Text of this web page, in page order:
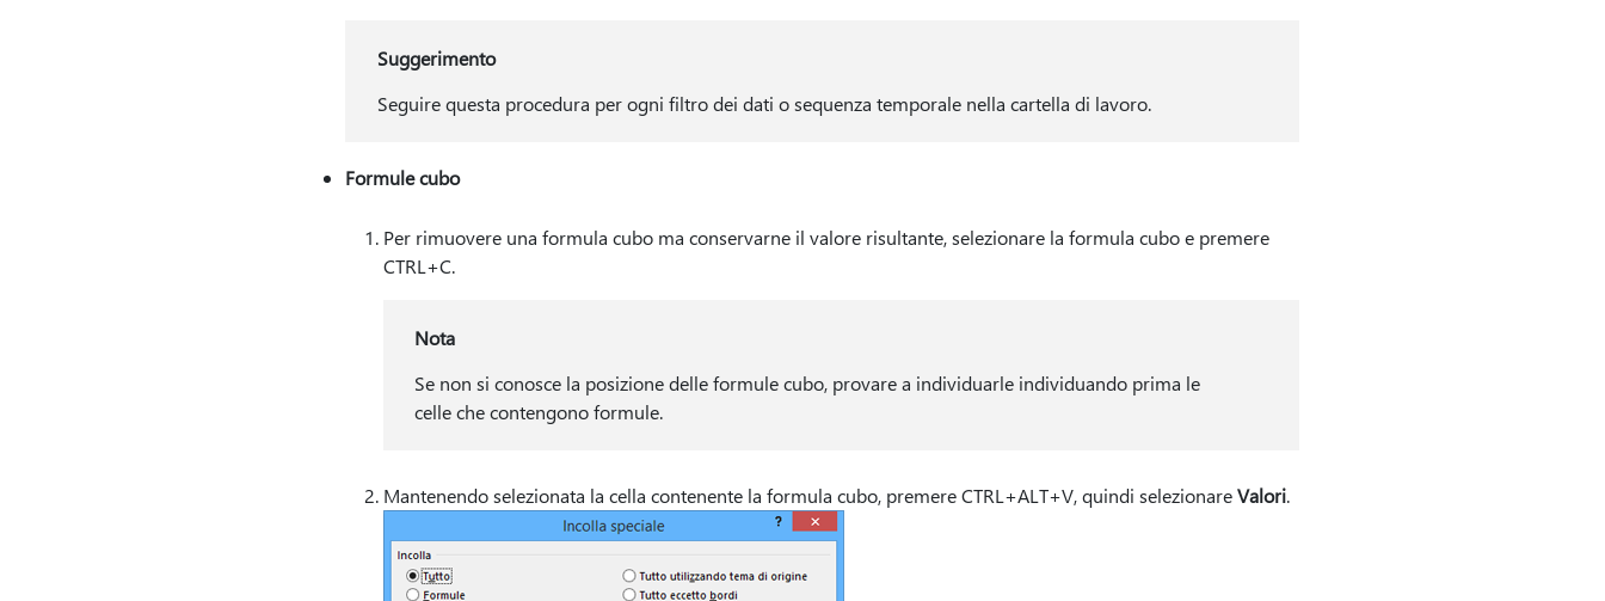
Suggerimento
Seguire questa procedura per ogni filtro dei dati o sequenza temporale nella cartella di lavoro.
Formule cubo
Per rimuovere una formula cubo ma conservarne il valore risultante, selezionare la formula cubo e premere
CTRL+C.
Nota
Se non si conosce la posizione delle formule cubo, provare a individuarle individuando prima le
celle che contengono formule.
Mantenendo selezionata la cella contenente la formula cubo, premere CTRL+ALT+V, quindi selezionareValori.